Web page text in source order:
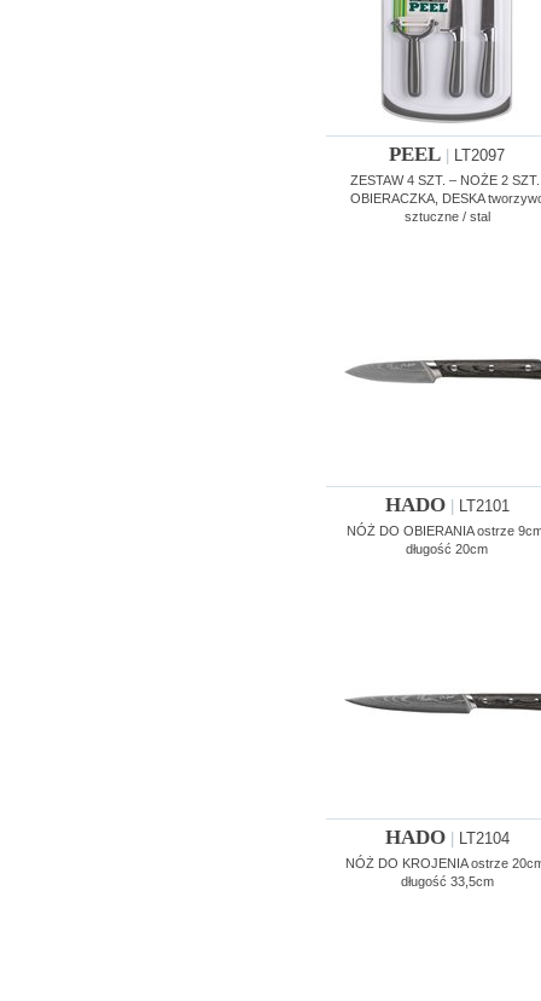
PEEL LT2097
ZESTAW 4 SZT. – NOŻE 2
OBIERACZKA, DESKA
sztuczne / stal
HADO| LT2101
NÓŻ DO OBIERANIA ostrze
długość 20cm
HADO| LT2104
NÓŻ DO KROJENIA ostrze
długość 33,5cm